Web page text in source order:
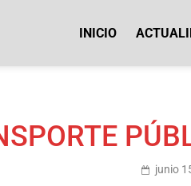
de Noticias Cotopaxi
INICIO
junio